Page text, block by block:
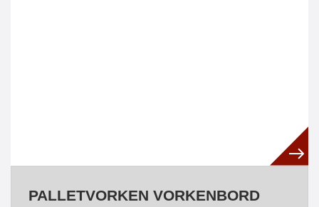
PALLETVORKEN VORKENBORD